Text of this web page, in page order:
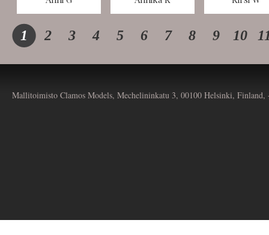
1 2 3 4 5 6 7 8 9 10
Mallitoimisto Clamos Models, Mechelininkatu 3, 00100 Helsinki,